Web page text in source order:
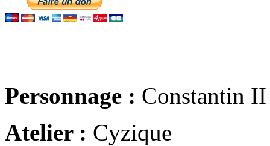
Personnage : Constantin II
Atelier : Cyzique